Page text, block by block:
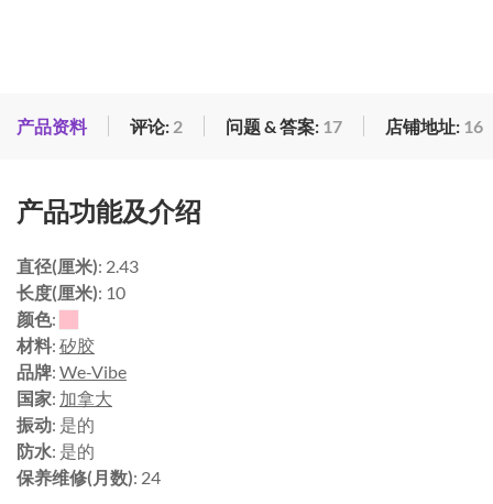
产品资料 评论: 2 问题 & 答案: 17 店铺地址: 16
产品功能及介绍
直径(厘米): 2.43
长度(厘米): 10
颜色:
材料: 矽胶
品牌: We-Vibe
国家: 加拿大
振动: 是的
防水: 是的
保养维修(月数): 24